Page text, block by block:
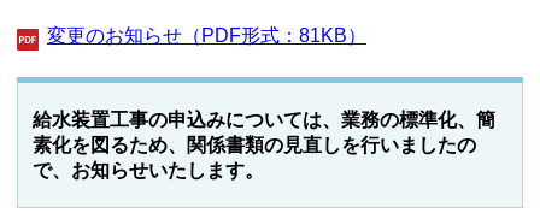
変更のお知らせ（PDF形式：81KB）
給水装置工事の申込みについては、業務の標準化、簡
素化を図るため、関係書類の見直しを行いましたの
で、お知らせいたします。